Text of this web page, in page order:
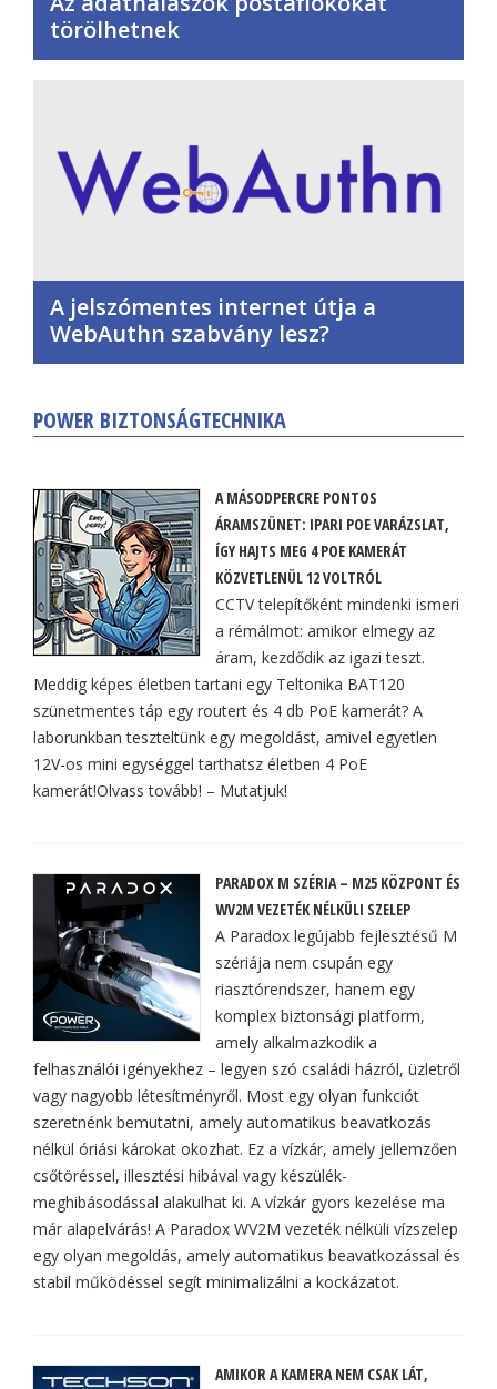
törölhetnek
A jelszómentes internet útja a
WebAuthn szabvány lesz?
POWER BIZTONSÁGTECHNIKA
A MÁSODPERCRE PONTOS
ÁRAMSZÜNET: IPARI POE VARÁZSLAT,
ÍGY HAJTS MEG 4 POE KAMERÁT
KÖZVETLENÜL 12 VOLTRÓL
CCTV telepítőként mindenki ismeri
a rémálmot: amikor elmegy az
áram, kezdődik az igazi teszt.
Meddig képes életben tartani egy Teltonika BAT120
szünetmentes táp egy routert és 4 db PoE kamerát? A
laborunkban teszteltünk egy megoldást, amivel egyetlen
12V-os mini egységgel tarthatsz életben 4 PoE
kamerát!Olvass tovább! – Mutatjuk!
PARADOX M SZÉRIA – M25 KÖZPONT ÉS
WV2M VEZETÉK NÉLKÜLI SZELEP
A Paradox legújabb fejlesztésű M
szériája nem csupán egy
riasztórendszer, hanem egy
komplex biztonsági platform,
amely alkalmazkodik a
felhasználói igényekhez – legyen szó családi házról, üzletről
vagy nagyobb létesítményről. Most egy olyan funkciót
szeretnénk bemutatni, amely automatikus beavatkozás
nélkül óriási károkat okozhat. Ez a vízkár, amely jellemzően
csőtöréssel, illesztési hibával vagy készülék-
meghibásodással alakulhat ki. A vízkár gyors kezelése ma
már alapelvárás! A Paradox WV2M vezeték nélküli vízszelep
egy olyan megoldás, amely automatikus beavatkozással és
stabil működéssel segít minimalizálni a kockázatot.
AMIKOR A KAMERA NEM CSAK LÁT,